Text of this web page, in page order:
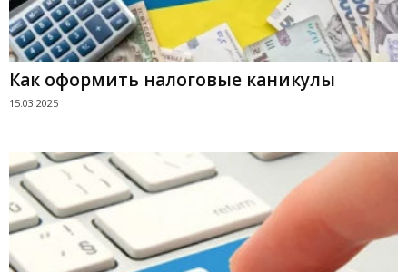
Как оформить налоговые каникулы
15.03.2025